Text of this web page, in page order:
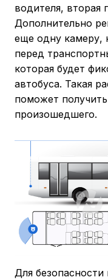
водителя, вторая
Дополнительно
еще одну камеру,
перед
которая будет
автобуса. Такая
поможет
произошедшего.
Для